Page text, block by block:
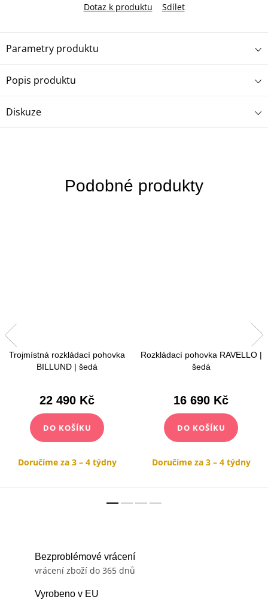
Dotaz k produktu Sdílet
Popis produktu
Parametry produktu
Diskuze
Trojmístná rozkládací pohovka
BILLUND | šedá
22 490 Kč
DO KOŠÍKU
Doručíme za 3 – 4 týdny
Rozkládací pohovka RAVELLO |
šedá
16 690 Kč
DO KOŠÍKU
Doručíme za 3 – 4 týdny
Bezproblémové vrácení
vrácení zboží do 365 dnů
Vyrobeno v EU